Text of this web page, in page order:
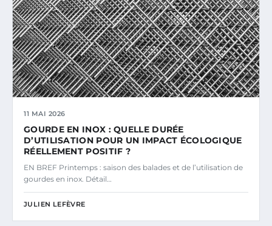
11 MAI 2026
GOURDE EN INOX : QUELLE DURÉE
D’UTILISATION POUR UN IMPACT ÉCOLOGIQUE
RÉELLEMENT POSITIF ?
EN BREF Printemps : saison des balades et de l’utilisation de
gourdes en inox. Détail…
JULIEN LEFÈVRE